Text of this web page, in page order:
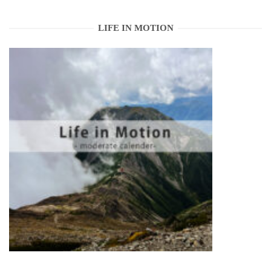
LIFE IN MOTION